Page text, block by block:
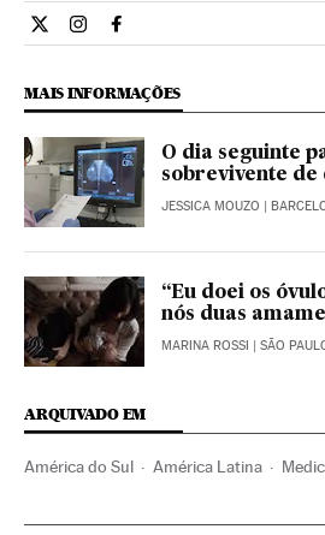
Ciencia El País Brasil en Twitter
Ciencia El País Brasil en
Ciencia El País Brasil en
MAIS INFORMAÇÕES
O dia seguinte
sobrevivente de
JESSICA MOUZO |
“Eu doei os
nós duas
MARINA ROSSI | SÃO
ARQUIVADO EM
América do Sul América Latina